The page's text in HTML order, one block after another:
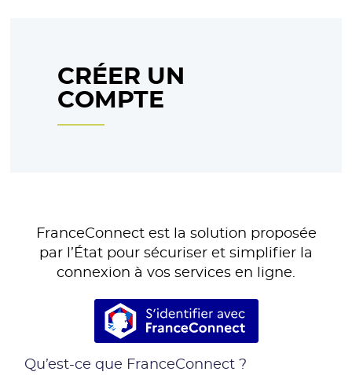
CRÉER UN
COMPTE
FranceConnect est la solution proposée
par l’État pour sécuriser et simplifier la
connexion à vos services en ligne.
S’identifier avec
Qu’est-ce que FranceConnect ?